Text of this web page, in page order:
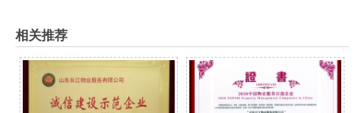
相关推荐